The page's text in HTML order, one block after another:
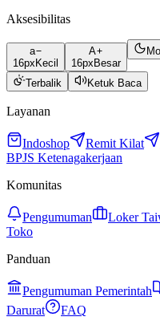
Aksesibilitas
a
16px Kecil
A
16px Besar
Terbalik Ketuk Baca
Layanan
Indoshop Remit Kilat
BPJS Ketenagakerjaan
Komunitas
Pengumuman Loker
Toko
Panduan
Pengumuman Pemerintah
Darurat
FAQ